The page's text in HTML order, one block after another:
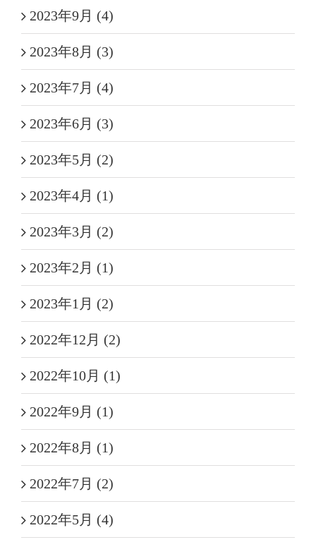
2023年9月 (4)
2023年8月 (3)
2023年7月 (4)
2023年6月 (3)
2023年5月 (2)
2023年4月 (1)
2023年3月 (2)
2023年2月 (1)
2023年1月 (2)
2022年12月 (2)
2022年10月 (1)
2022年9月 (1)
2022年8月 (1)
2022年7月 (2)
2022年5月 (4)